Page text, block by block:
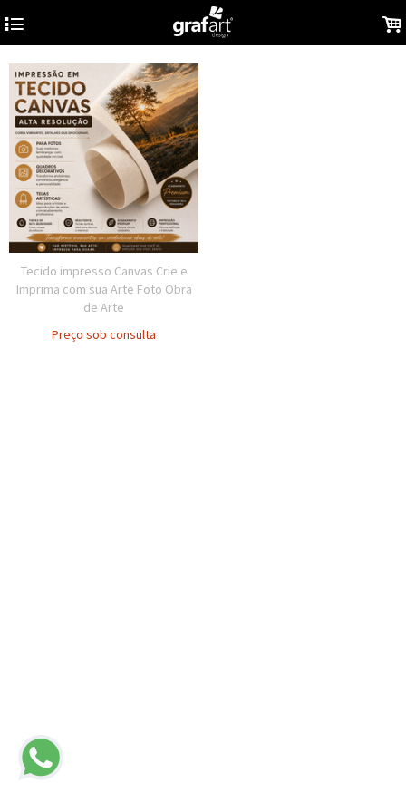
4 .
Tecido impresso Canvas Crie e
Imprima com sua Arte Foto Obra
de Arte
Preço sob consulta